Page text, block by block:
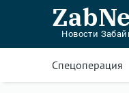
Новости
Спецоперация